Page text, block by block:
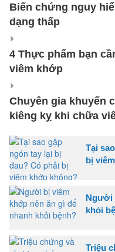
Biến chứng nguy
dạng thấp
4 Thực phẩm bạn
viêm khớp
Chuyên gia khuyến
kiêng kỵ khi chữa
Tại
bị
Người
khỏi
Triệu